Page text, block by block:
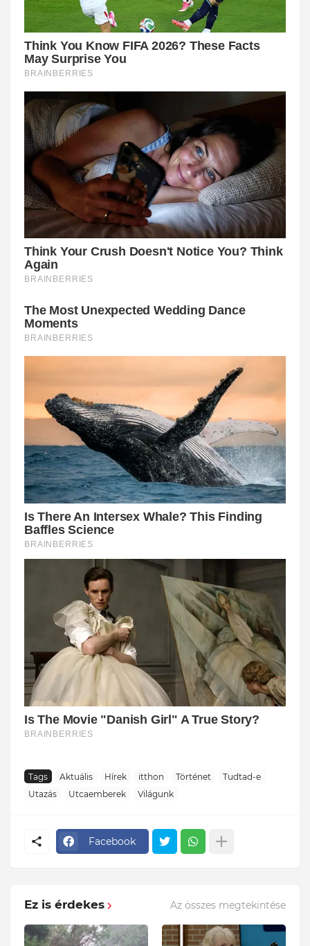
Tags Aktuális Hírek itthon Történet
Tudtad-e
Utazás
Utcaemberek Világunk
Facebook
Ez is érdekes Az összes megtekintése